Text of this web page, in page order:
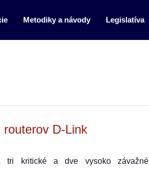
Metodiky a návody Legislatíva
D-Link
tri kritické a dve vysoko závažné